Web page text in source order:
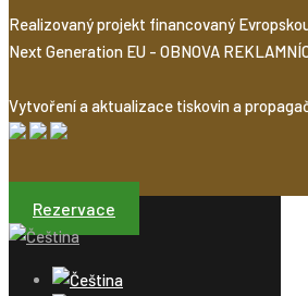
Realizovaný projekt financovaný
Next Generation EU - OBNOVA
Vytvoření a aktualizace tiskovin a
Rezervace